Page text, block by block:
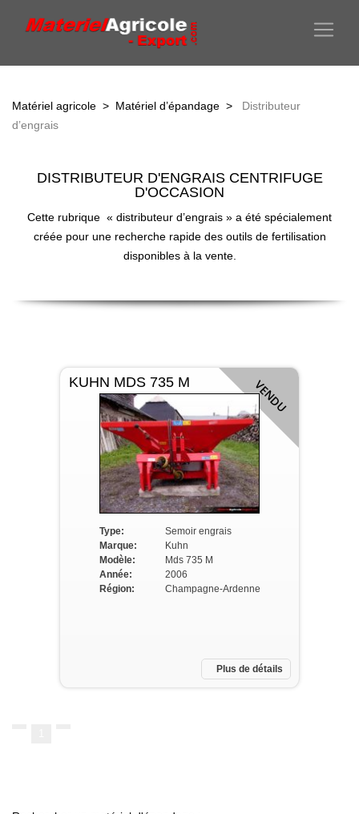
Matériel agricole > Matériel d’épandage > Distributeur
d’engrais
DISTRIBUTEUR D'ENGRAIS CENTRIFUGE
D'OCCASION
Cette rubrique « distributeur d’engrais » a été spécialement
créée pour une recherche rapide des outils de fertilisation
disponibles à la vente.
VENDU
KUHN MDS 735 M
Type:
Semoir engrais
Marque:
Kuhn
Modèle:
Mds 735 M
Année:
2006
Région:
Champagne-Ardenne
Plus de détails